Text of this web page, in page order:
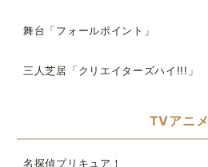
舞台「フォールポイント」
三人芝居「クリエイターズハイ!!!」
TVアニメ
名探偵プリキュア！